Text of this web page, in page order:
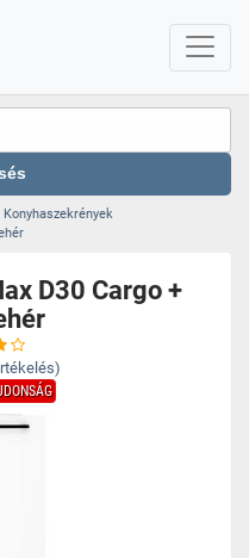
Konyhaszekrények
D30 Cargo +